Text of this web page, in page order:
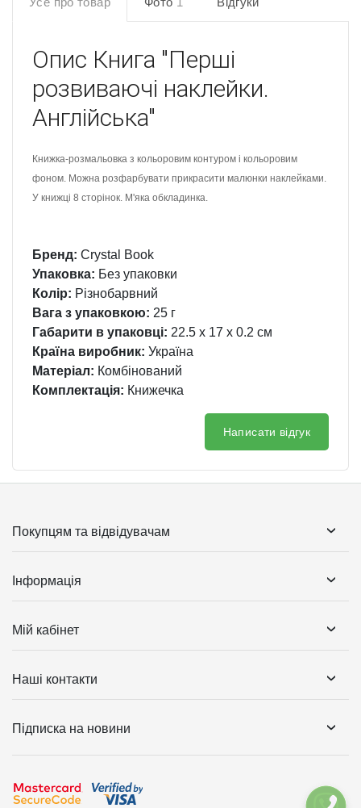
Опис Книга "Перші
розвиваючі наклейки.
Англійська"
Книжка-розмальовка з кольоровим контуром і кольоровим
фоном. Можна розфарбувати прикрасити малюнки наклейками.
У книжці 8 сторінок. М'яка обкладинка.
Бренд: Crystal Book
Упаковка: Без упаковки
Колір: Різнобарвний
Вага з упаковкою: 25 г
Габарити в упаковці: 22.5 x 17 x 0.2 см
Країна виробник: Україна
Матеріал: Комбінований
Комплектація: Книжечка
Написати відгук
Покупцям та відвідувачам
Інформація
Мій кабінет
Наші контакти
Підписка на новини